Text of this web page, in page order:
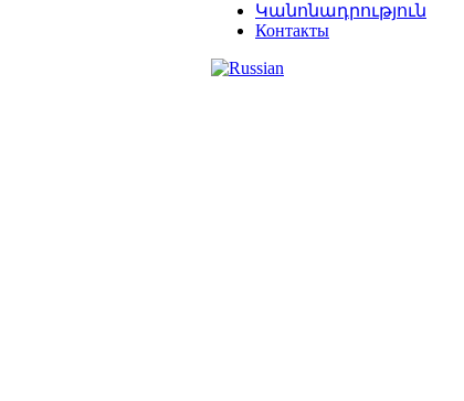
Կանոնադրություն
Контакты